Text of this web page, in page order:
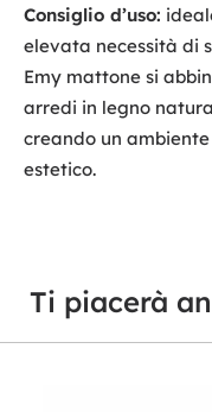
Consiglio d’uso:
elevata necessità di
Emy mattone si
arredi in legno
creando un
estetico.
Ti piacerà